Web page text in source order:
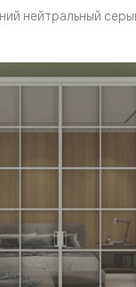
нейтральный